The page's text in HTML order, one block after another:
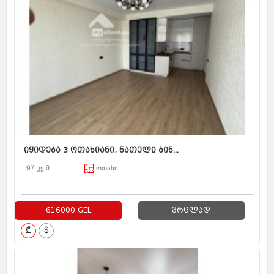
იყიდება 3 ოთახიანი, ნათელი ბინ...
97 კვ.მ ოთახი
616000 GEL ვრცლად
₾ $